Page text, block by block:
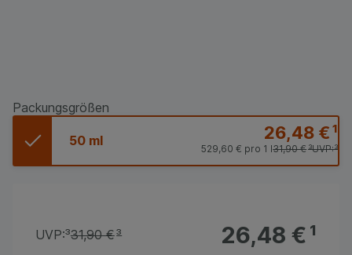
Packungsgrößen
50 ml 26,48 €¹
UVP:³
31,90 €³
529,60 € pro 1 l
26,48 €¹
UVP:³31,90 €³